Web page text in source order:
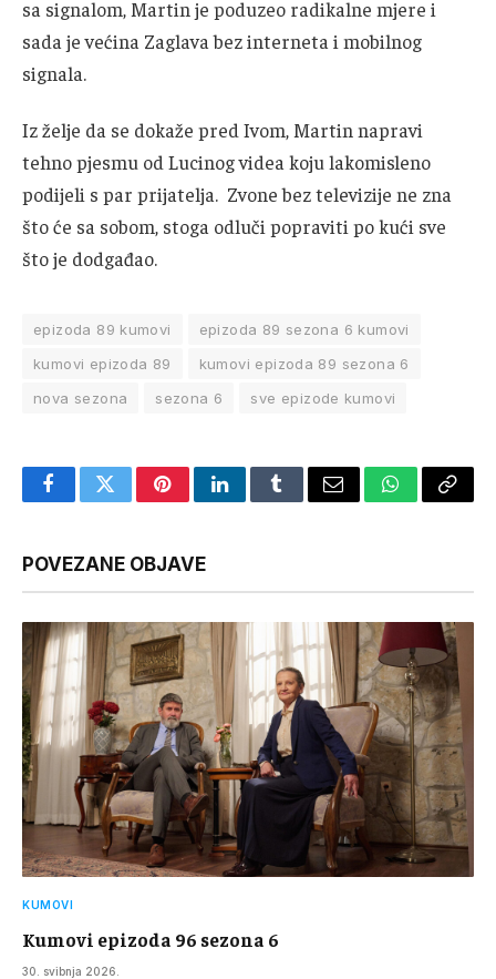
sa signalom, Martin je poduzeo radikalne mjere i
sada je većina Zaglava bez interneta i mobilnog
signala.
Iz želje da se dokaže pred Ivom, Martin napravi
tehno pjesmu od Lucinog videa koju lakomisleno
podijeli s par prijatelja. Zvone bez televizije ne zna
što će sa sobom, stoga odluči popraviti po kući sve
što je dodgađao.
epizoda 89 kumovi
epizoda 89 sezona 6 kumovi
kumovi epizoda 89
kumovi epizoda 89 sezona 6
nova sezona
sezona 6 sve epizode kumovi
FacebookTwitterPinterestLinkedInTumblrEmail WhatsApp
Copy
POVEZANE OBJAVE
KUMOVI
Kumovi epizoda 96 sezona 6
30. svibnja 2026.